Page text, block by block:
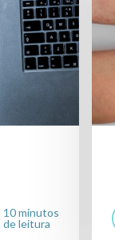
10 minutos
de leitura